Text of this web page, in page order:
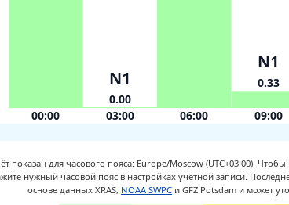
00:00 03:00
0.00
N1
06:00 09:00
0.33
N1
показан для часового пояса: Europe/Moscow (UTC+03:00). Чтобы
нужный часовой пояс в настройках учётной записи.
основе данных XRAS, NOAA SWPC и GFZ Potsdam и может